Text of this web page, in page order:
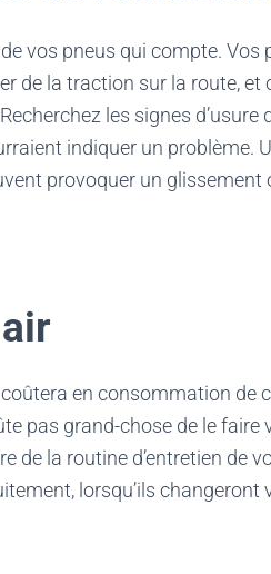
vos pneus qui compte.
de la traction sur la route,
les signes
indiquer un problème.
provoquer un
en consommation de
pas grand-chose de le
de la routine d’entretien de
lorsqu’ils changeront